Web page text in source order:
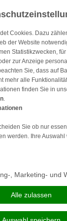
NAVIGATION
der Bau eines
den meisten
Baufirma.
beim Bau
Cookies. Dazu
der Website
Statistikzwecken, für
zur Anzeige
Sie, dass auf
mehr alle
finden Sie in
.
Sie ob nur
werden. Ihre Auswahl
, Marketing- und
Alle zulassen